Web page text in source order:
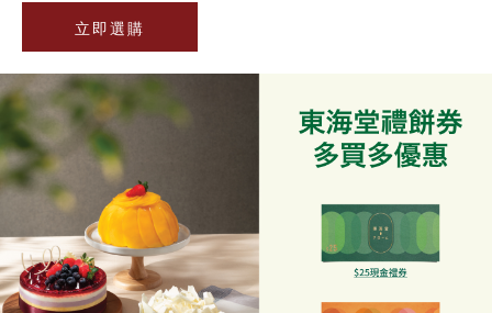
立即選購